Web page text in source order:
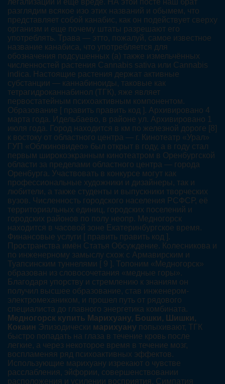
легализации и еще вреде. НА этой посте наш брат
разглядим всякое изо этих названий и обымем, что
представляет собой канабис, как он подействует сверху
организм и еще почему штаты разрешают его
употреблять. Трава — этто, пожалуй, самое известное
название канабиса, что употребляется для
обозначения подсушенных (а) также измельчённых
численностей растения Cannabis sativa или Cannabis
indica. Настоящие растения держат активные
субстанции — каннабиноиды, таковые как
тетрагидроканнабинол (ТГК), яже являет
первостатейным психоактивным компонентом.
Образование [ править править код ]. Архивировано 4
марта года. Идельбаево, в районе ул. Архивировано 1
июля года. Город находится в км по железной дороге [8]
к востоку от областного центра — г. Кинотеатр «Урал»
ГУП «Облкиновидео» был открыт в году, а в году стал
первым широкоэкранным кинотеатром в Оренбургской
области за пределами областного центра — города
Оренбурга. Участвовать в конкурсе могут как
профессиональные художники и дизайнеры, так и
любители, а также студенты и выпускники творческих
вузов. Численность городского населения РСФСР, её
территориальных единиц, городских поселений и
городских районов по полу неопр. Медногорск
находится в часовой зоне Екатеринбургское время.
Финансовые услуги [ править править код ].
Пространства имён Статья Обсуждение. Колесникова и
по инженерному замыслу схож с Армавирским и
Туапсинским туннелями [ 9 ]. Топоним «Медногорск»
образован из словосочетания «медные горы».
Благодаря упорству и стремлению к знаниям он
получил высшее образование, став инженером-
электромехаником, и прошел путь от рядового
специалиста до главного энергетика комбината.
Медногорск купить Марихуану, Бошки, Шишки,
Кокаин Эпизодически марихуану попыхивают, ТГК
быстро попадать на глаза в течение кровь после
легкие, а через некоторое время в течение мозг,
воспламеняя ряд психоактивных эффектов.
Использующие марихуану изрекают о чувстве
расслабления, эйфории, совершенствовании
расположения и усилении восприятия. Симпатия